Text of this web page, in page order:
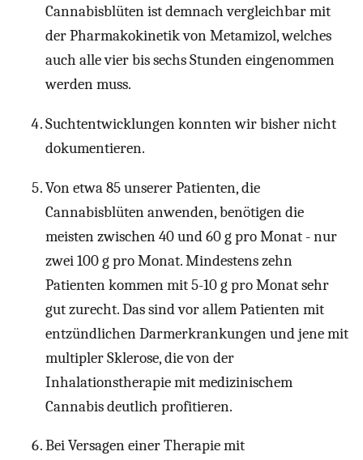
Cannabisblüten ist demnach vergleichbar mit
der Pharmakokinetik von Metamizol, welches
auch alle vier bis sechs Stunden eingenommen
werden muss.
Suchtentwicklungen konnten wir bisher nicht
dokumentieren.
Von etwa 85 unserer Patienten, die
Cannabisblüten anwenden, benötigen die
meisten zwischen 40 und 60 g pro Monat - nur
zwei 100 g pro Monat. Mindestens zehn
Patienten kommen mit 5-10 g pro Monat sehr
gut zurecht. Das sind vor allem Patienten mit
entzündlichen Darmerkrankungen und jene mit
multipler Sklerose, die von der
Inhalationstherapie mit medizinischem
Cannabis deutlich profitieren.
Bei Versagen einer Therapie mit